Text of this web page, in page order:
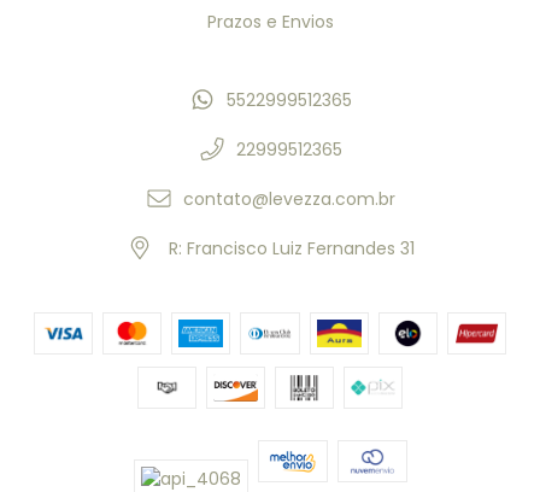
Prazos e Envios
5522999512365
22999512365
contato@levezza.com.br
R: Francisco Luiz Fernandes 31